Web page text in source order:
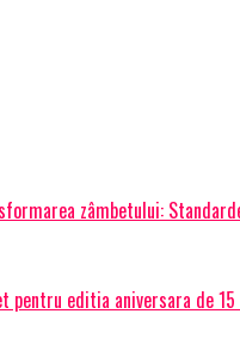
zâmbetului:
pentru editia aniversara de 15